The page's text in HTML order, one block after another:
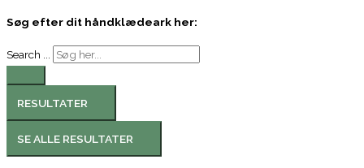
Søg efter dit håndklædeark her:
Search ...
RESULTATER
SE ALLE RESULTATER